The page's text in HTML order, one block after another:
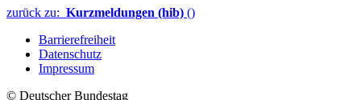
zurück zu: Kurzmeldungen (hib) ()
Barrierefreiheit
Datenschutz
Impressum
© Deutscher Bundestag